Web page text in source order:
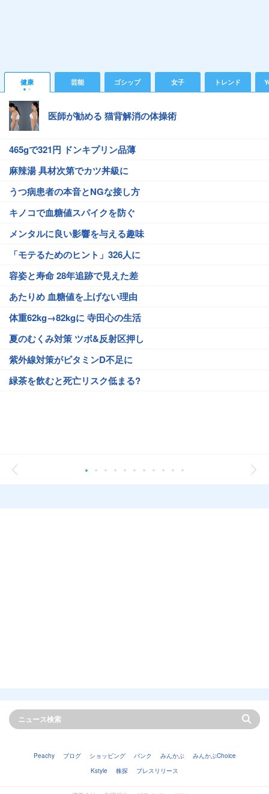
健康 芸能 ゴシップ 女子 トレンド
医師が勧める 猫背解消の体操術
465gで321円 ドンキプリン品薄
麻辣湯 具材次第でカツ丼級に
うつ病患者の本音とNGな接し方
キノコで血糖値スパイクを防ぐ
メンタルに良い影響を与える趣味
「モテるためのヒント」326人に
容姿と寿命 28年追跡で見えた差
あたりめ 血糖値を上げない理由
体重62kg→82kgに 寺田心の生活
夏のむくみ対策 ツボ&反射区押し
紫外線対策がビタミンD不足に
緑茶を飲むと死亡リスク低まる?
Peachy ブログ ショッピング バンク みんかぶ
みんかぶChoice
Kstyle
株探 プレスリリース